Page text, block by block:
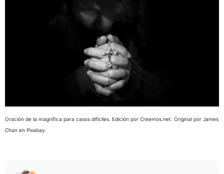
Oración de la magnífica para casos difíciles. Edición por Creemos.net. Original por James
Chan en Pixabay.